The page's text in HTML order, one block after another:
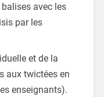
avec les
par les
et de la
aux twictées en
enseignants).